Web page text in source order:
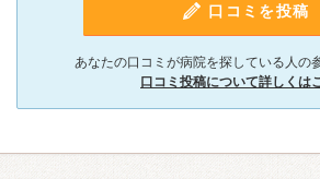
口コミを投稿
あなたの口コミが病院を探している人の
口コミ投稿について詳しくは